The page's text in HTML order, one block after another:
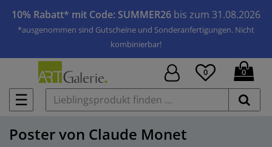
10% Rabatt* mit Code: SUMMER26 bis zum 31.08.2026
*ausgenommen sind Gutscheine und Sonderanfertigungen. Nicht
kombinierbar!
☰
0 0
Poster von Claude Monet